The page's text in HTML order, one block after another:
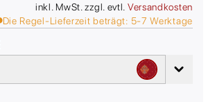
inkl. MwSt. zzgl. evtl. Versandkosten
Die Regel-Lieferzeit beträgt: 5-7 Werktage